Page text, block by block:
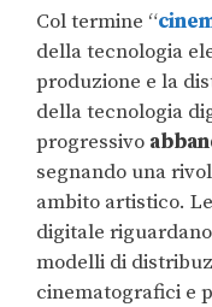
Col termine “
della tecnologia
produzione e la
della tecnologia
progressivo
segnando una
ambito artistico.
digitale
modelli di
cinematografici e